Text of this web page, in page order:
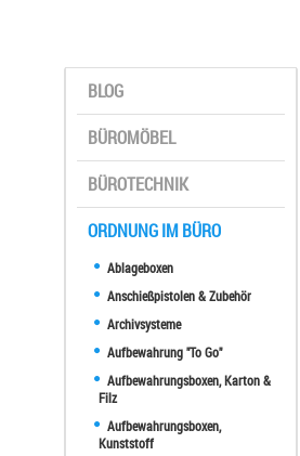
BLOG
BÜROMÖBEL
BÜROTECHNIK
ORDNUNG IM BÜRO
Ablageboxen
Anschießpistolen & Zubehör
Archivsysteme
Aufbewahrung "To Go"
Aufbewahrungsboxen, Karton &
Filz
Aufbewahrungsboxen,
Kunststoff